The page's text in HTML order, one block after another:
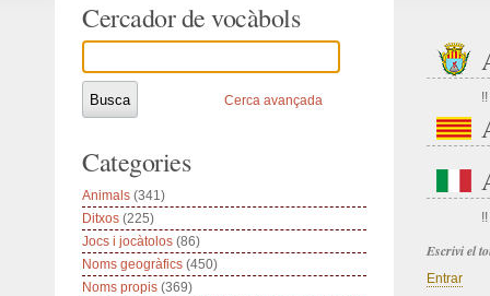
!!
!!
Escrivi el
Entrar
Cercador de vocàbols
Cerca avançada
Categories
Animals (341)
Ditxos (225)
Jocs i jocàtolos (86)
Noms geogràfics (450)
Noms propis (369)